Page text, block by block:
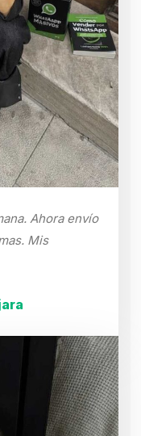
Ahora envío
Mis